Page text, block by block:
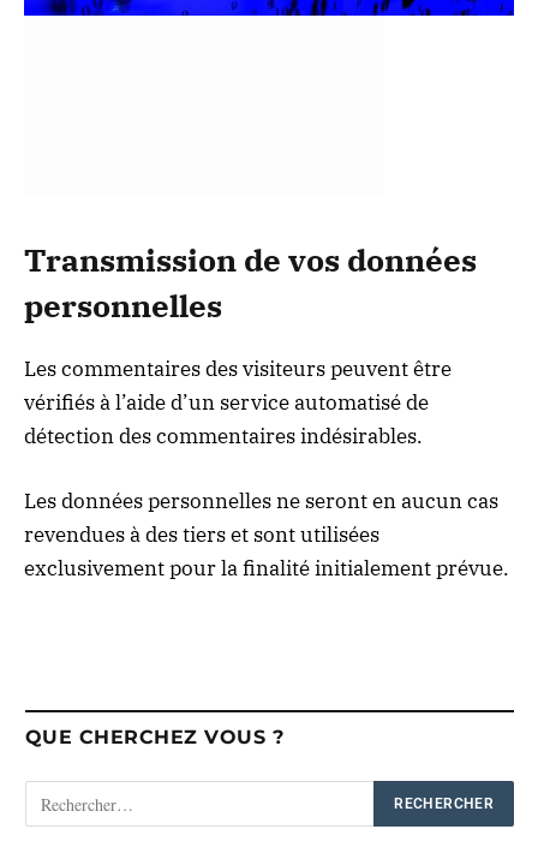
Transmission de vos données
personnelles
Les commentaires des visiteurs peuvent être
vérifiés à l’aide d’un service automatisé de
détection des commentaires indésirables.
Les données personnelles ne seront en aucun cas
revendues à des tiers et sont utilisées
exclusivement pour la finalité initialement prévue.
QUE CHERCHEZ VOUS ?